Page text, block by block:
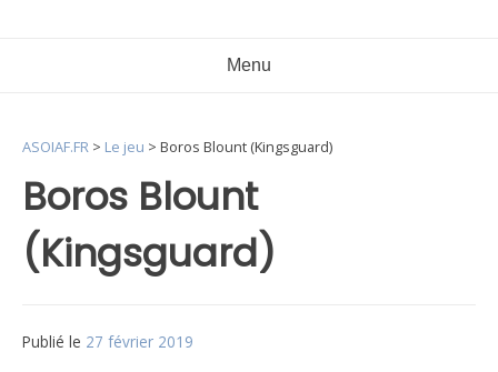
Menu
Boros Blount
(Kingsguard)
ASOIAF.FR > Le jeu > Boros Blount (Kingsguard)
Publié le 27 février 2019